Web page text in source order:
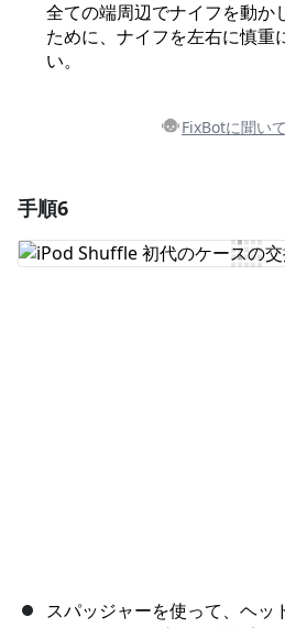
全ての端周辺でナイフを動か
ために、ナイフを左右に慎重
い。
FixBotに聞い
コメントを追加
手順6
スパッジャーを使って、ヘッ